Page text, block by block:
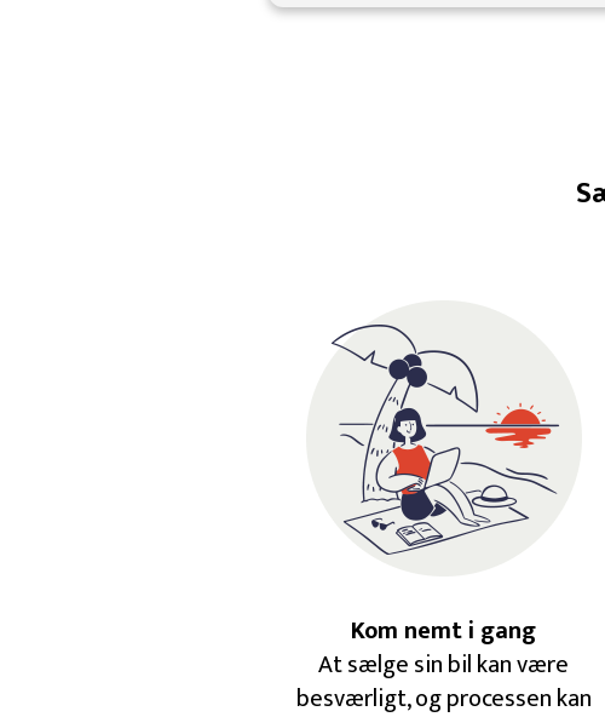
Kom nemt i gang
At sælge sin bil kan være
besværligt, og processen kan